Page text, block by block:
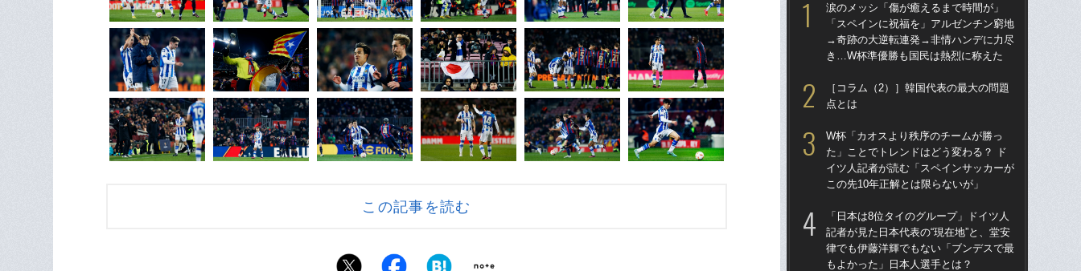
この記事を読む
涙のメッシ「傷が癒えるまで時間が」
「スペインに祝福を」アルゼンチン窮地
→奇跡の大逆転連発→非情ハンデに力尽
き…W杯準優勝も国民は熱烈に称えた
［コラム（2）］韓国代表の最大の問題
点とは
W杯「カオスより秩序のチームが勝っ
た」ことでトレンドはどう変わる？ ド
イツ人記者が読む「スペインサッカーが
この先10年正解とは限らないが」
「日本は8位タイのグループ」ドイツ人
記者が見た日本代表の“現在地”と、堂安
律でも伊藤洋輝でもない「ブンデスで最
もよかった」日本人選手とは？